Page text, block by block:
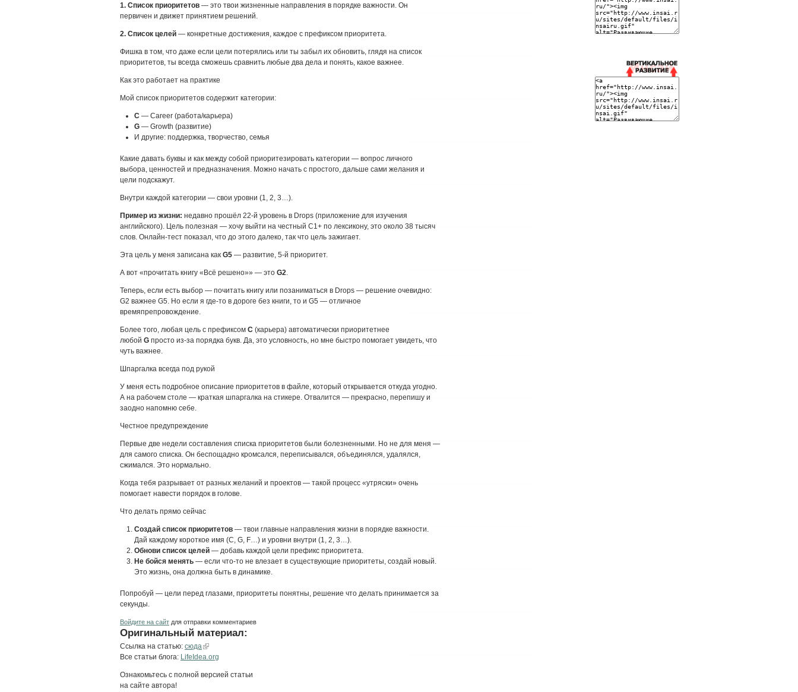
1. Список приоритетов — это твои жизненные направления в порядке важности. Он
первичен и движет принятием решений.
2. Список целей — конкретные достижения, каждое с префиксом приоритета.
Фишка в том, что даже если цели потерялись или ты забыл их обновить, глядя на список
приоритетов, ты всегда сможешь сравнить любые два дела и понять, какое важнее.
Как это работает на практике
Мой список приоритетов содержит категории:
C — Career (работа/карьера)
G — Growth (развитие)
И другие: поддержка, творчество, семья
Какие давать буквы и как между собой приоритезировать категории — вопрос личного
выбора, ценностей и предназначения. Можно начать с простого, дальше сами желания и
цели подскажут.
Внутри каждой категории — свои уровни (1, 2, 3…).
Пример из жизни: недавно прошёл 22-й уровень в Drops (приложение для изучения
английского). Цель полезная — хочу выйти на честный C1+ по лексикону, это около 38 тысяч
слов. Онлайн-тест показал, что до этого далеко, так что цель зажигает.
Эта цель у меня записана как G5 — развитие, 5-й приоритет.
А вот «прочитать книгу «Всё решено»» — это G2
Теперь, если есть выбор — почитать книгу или позаниматься в Drops — решение очевидно:
G2 важнее G5. Но если я где-то в дороге без книги, то и G5 — отличное
времяпрепровождение.
Более того, любая цель с префиксом C (карьера) автоматически приоритетнее
любой G просто из-за порядка букв. Да, это условность, но мне быстро помогает увидеть, что
чуть важнее.
Шпаргалка всегда под рукой
У меня есть подробное описание приоритетов в файле, который открывается откуда угодно.
А на рабочем столе — краткая шпаргалка на стикере. Отвалится — прекрасно, перепишу и
заодно напомню себе.
Честное предупреждение
Первые две недели составления списка приоритетов были болезненными. Но не для меня —
для самого списка. Он беспощадно кромсался, переписывался, объединялся, удалялся,
сжимался. Это нормально.
Когда тебя разрывает от разных желаний и проектов — такой процесс «утряски» очень
помогает навести порядок в голове.
Что делать прямо сейчас
Создай список приоритетов — твои главные направления жизни в порядке важности.
Дай каждому короткое имя (C, G, F…) и уровни внутри (1, 2, 3…).
Обнови список целей — добавь каждой цели префикс приоритета.
Не бойся менять — если что-то не влезает в существующие приоритеты, создай новый.
Это жизнь, она должна быть в динамике.
Попробуй — цели перед глазами, приоритеты понятны, решение что делать принимается за
секунды.
Войдите на сайт для отправки комментариев
Оригинальный материал:
Ссылка на статью: сюда
Все статьи блога: LifeIdea.org
Ознакомьтесь с полной версией статьи
на сайте автора!